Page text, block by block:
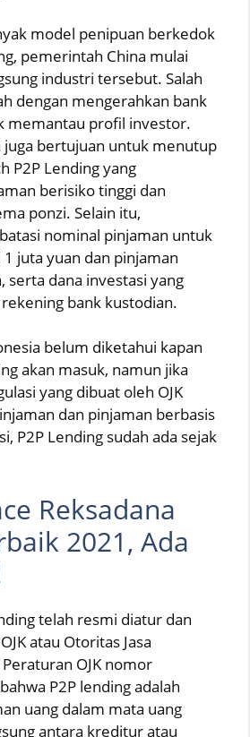
model penipuan berkedok
pemerintah China mulai
industri tersebut. Salah
dengan mengerahkan bank
memantau profil investor.
juga bertujuan untuk menutup
P2P Lending yang
berisiko tinggi dan
ponzi. Selain itu,
nominal pinjaman untuk
juta yuan dan pinjaman
serta dana investasi yang
bank kustodian.
belum diketahui kapan
akan masuk, namun jika
yang dibuat oleh OJK
dan pinjaman berbasis
P2P Lending sudah ada sejak
Reksadana
2021, Ada
telah resmi diatur dan
atau Otoritas Jasa
OJK nomor
P2P lending adalah
uang dalam mata uang
antara kreditur atau